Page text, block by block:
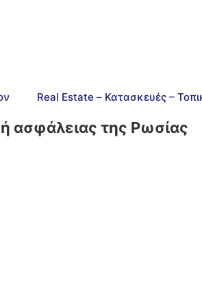
Real Estate – Κατασκευές –
ασφάλειας της Ρωσίας